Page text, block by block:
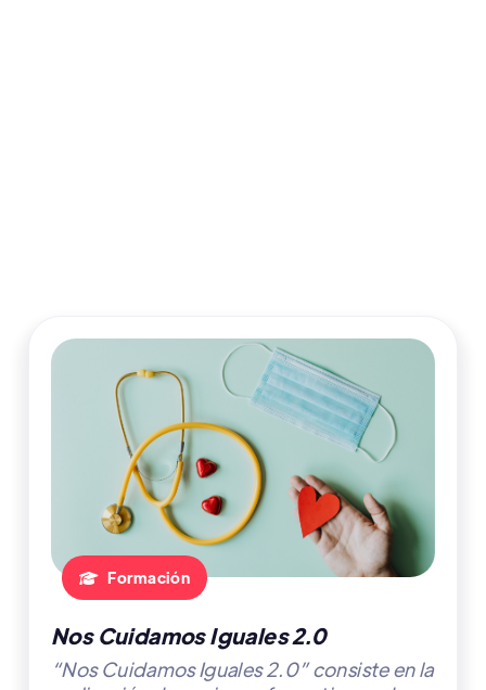
 Formación
Nos Cuidamos Iguales 2.0
“Nos Cuidamos Iguales 2.0” consiste en la